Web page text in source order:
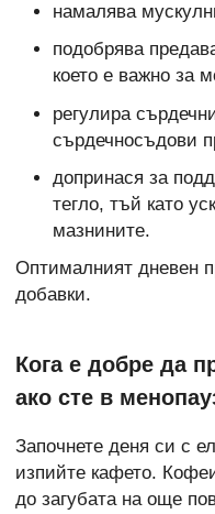
намалява
подобрява
което е важно за
регулира
сърдечносъдови
допринася за
тегло, тъй като
мазнините.
Оптималният дневен
добавки.
Кога е добре да
ако сте в
Започнете деня си с
изпийте кафето.
до загубата на още